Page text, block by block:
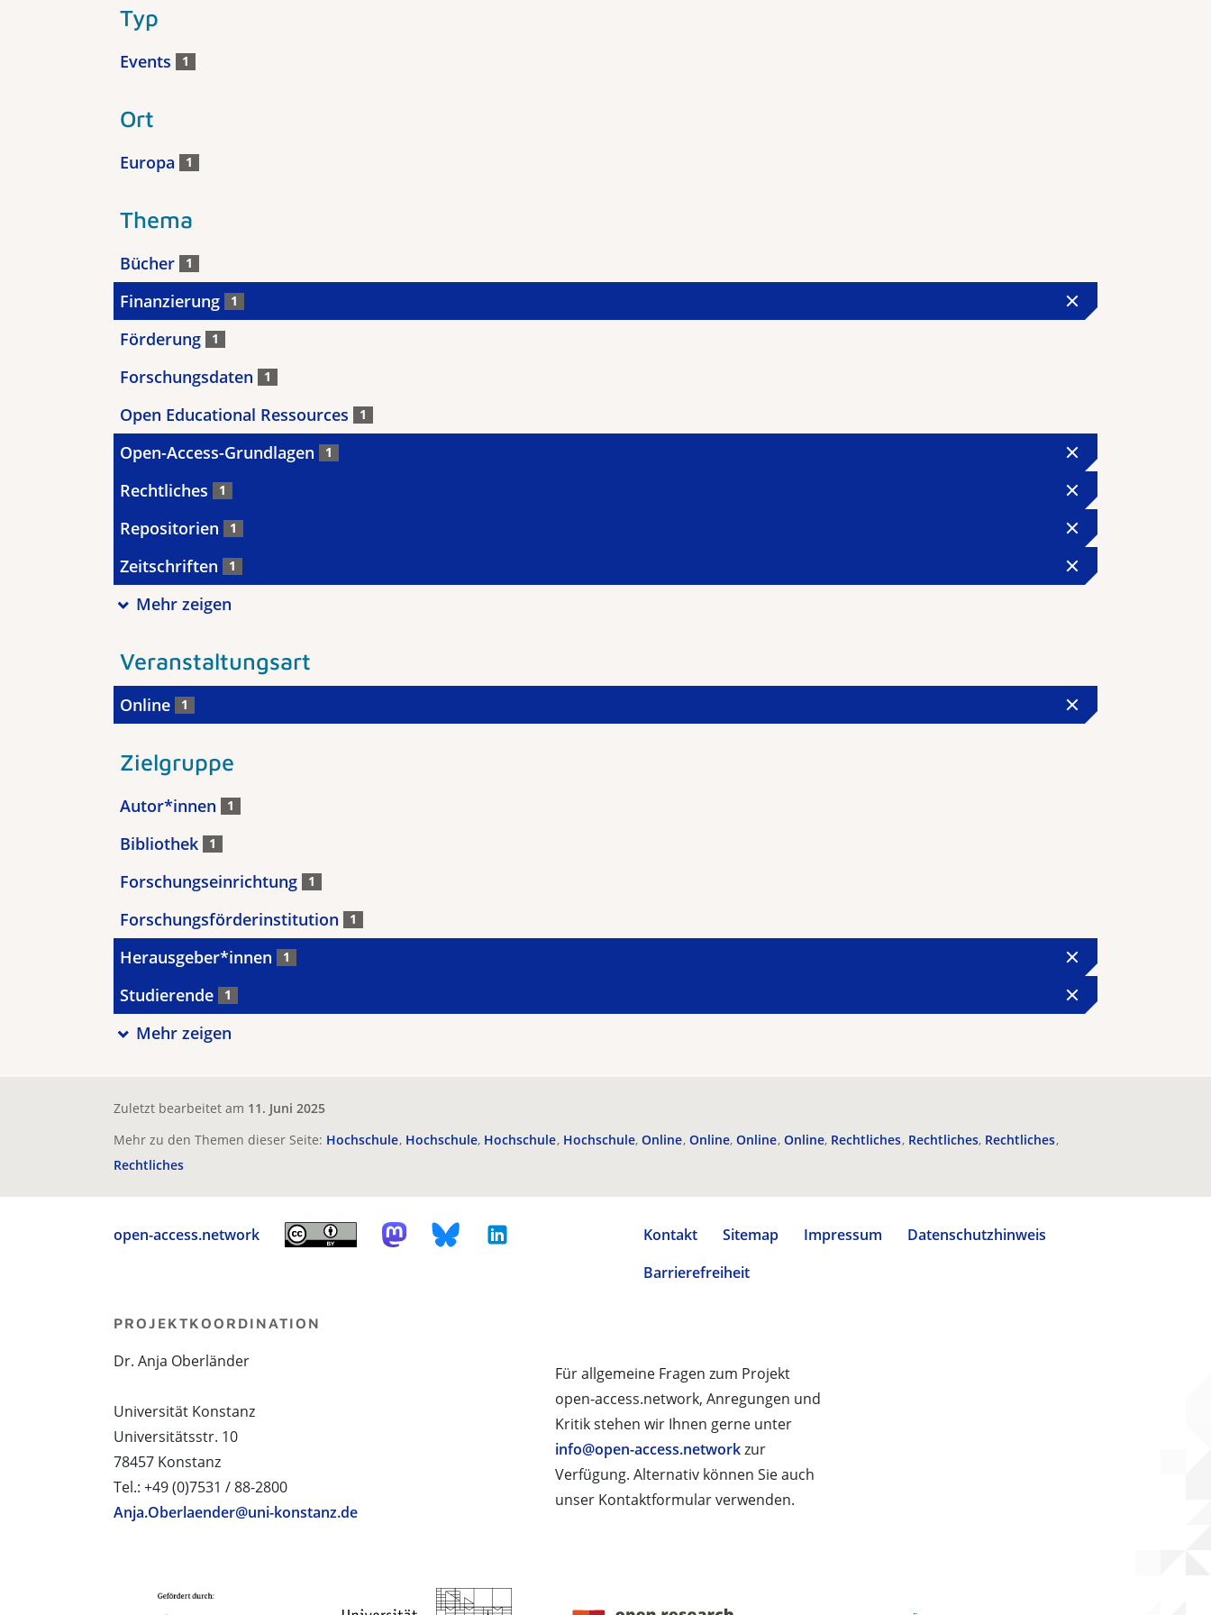
Typ
Events 1
Ort
Europa 1
Thema
Bücher 1
Finanzierung 1
Förderung 1
Forschungsdaten 1
Open Educational Ressources 1
Open-Access-Grundlagen 1
Rechtliches 1
Repositorien 1
Zeitschriften 1
Mehr zeigen
Veranstaltungsart
Online 1
Zielgruppe
Autor*innen 1
Bibliothek 1
Forschungseinrichtung 1
Forschungsförderinstitution 1
Herausgeber*innen 1
Studierende 1
Mehr zeigen
Zuletzt bearbeitet am 11. Juni 2025
Mehr zu den Themen dieser Seite: Hochschule Hochschule Hochschule Hochschule Online Online Online Online Rechtliches Rechtliches Rechtliches
Rechtliches
open-access.network Kontakt Sitemap Impressum
Datenschutzhinweis
Barrierefreiheit
Für allgemeine Fragen zum Projekt
open-access.network, Anregungen und
Kritik stehen wir Ihnen gerne unter
info@open-access.networkzur
Verfügung. Alternativ können Sie auch
unser Kontaktformular verwenden.
PROJEKTKOORDINATION
Dr. Anja Oberländer
Universität Konstanz
Universitätsstr. 10
78457 Konstanz
Tel.: +49 (0)7531 / 88-2800
Anja.Oberlaender@uni-konstanz.de